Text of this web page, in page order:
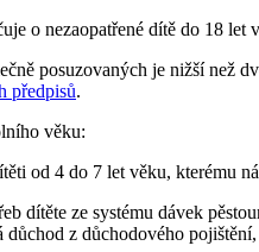
o nezaopatřené dítě do 18 let
posuzovaných je nižší než
předpisů.
věku:
od 4 do 7 let věku, kterému
dítěte ze systému dávek
z důchodového